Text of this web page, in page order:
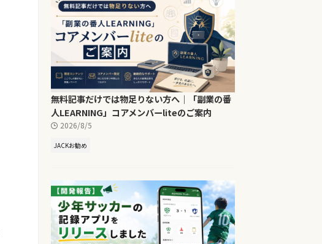
無料記事だけでは物足りない方へ｜「副業の番
人LEARNING」コアメンバーliteのご案内
2026/8/5
JACKお勧め